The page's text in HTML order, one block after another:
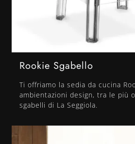
Rookie Sgabello
Ti offriamo la sedia da cucina
ambientazioni design, tra le più
sgabelli di La Seggiola.